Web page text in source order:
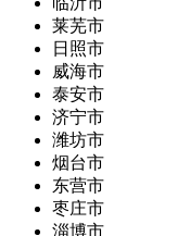
莱芜市
日照市
威海市
泰安市
济宁市
潍坊市
烟台市
东营市
枣庄市
淄博市